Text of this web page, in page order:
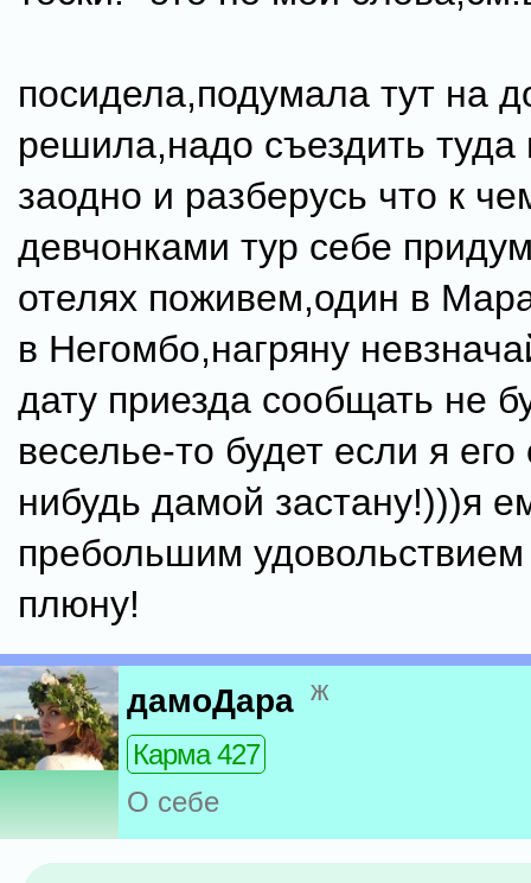
посидела,подумала тут на
решила,надо съездить туда
заодно и разберусь что к
девчонками тур себе
отелях поживем,один в
в Негомбо,нагряну
дату приезда сообщать не
веселье-то будет если я его
нибудь дамой застану!)))я
пребольшим
плюну!
дамоДара ж
Карма 427
О себе